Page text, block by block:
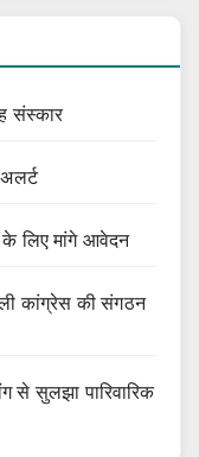
संस्कार
के लिए मांगे आवेदन
कांग्रेस की संगठन
से सुलझा पारिवारिक